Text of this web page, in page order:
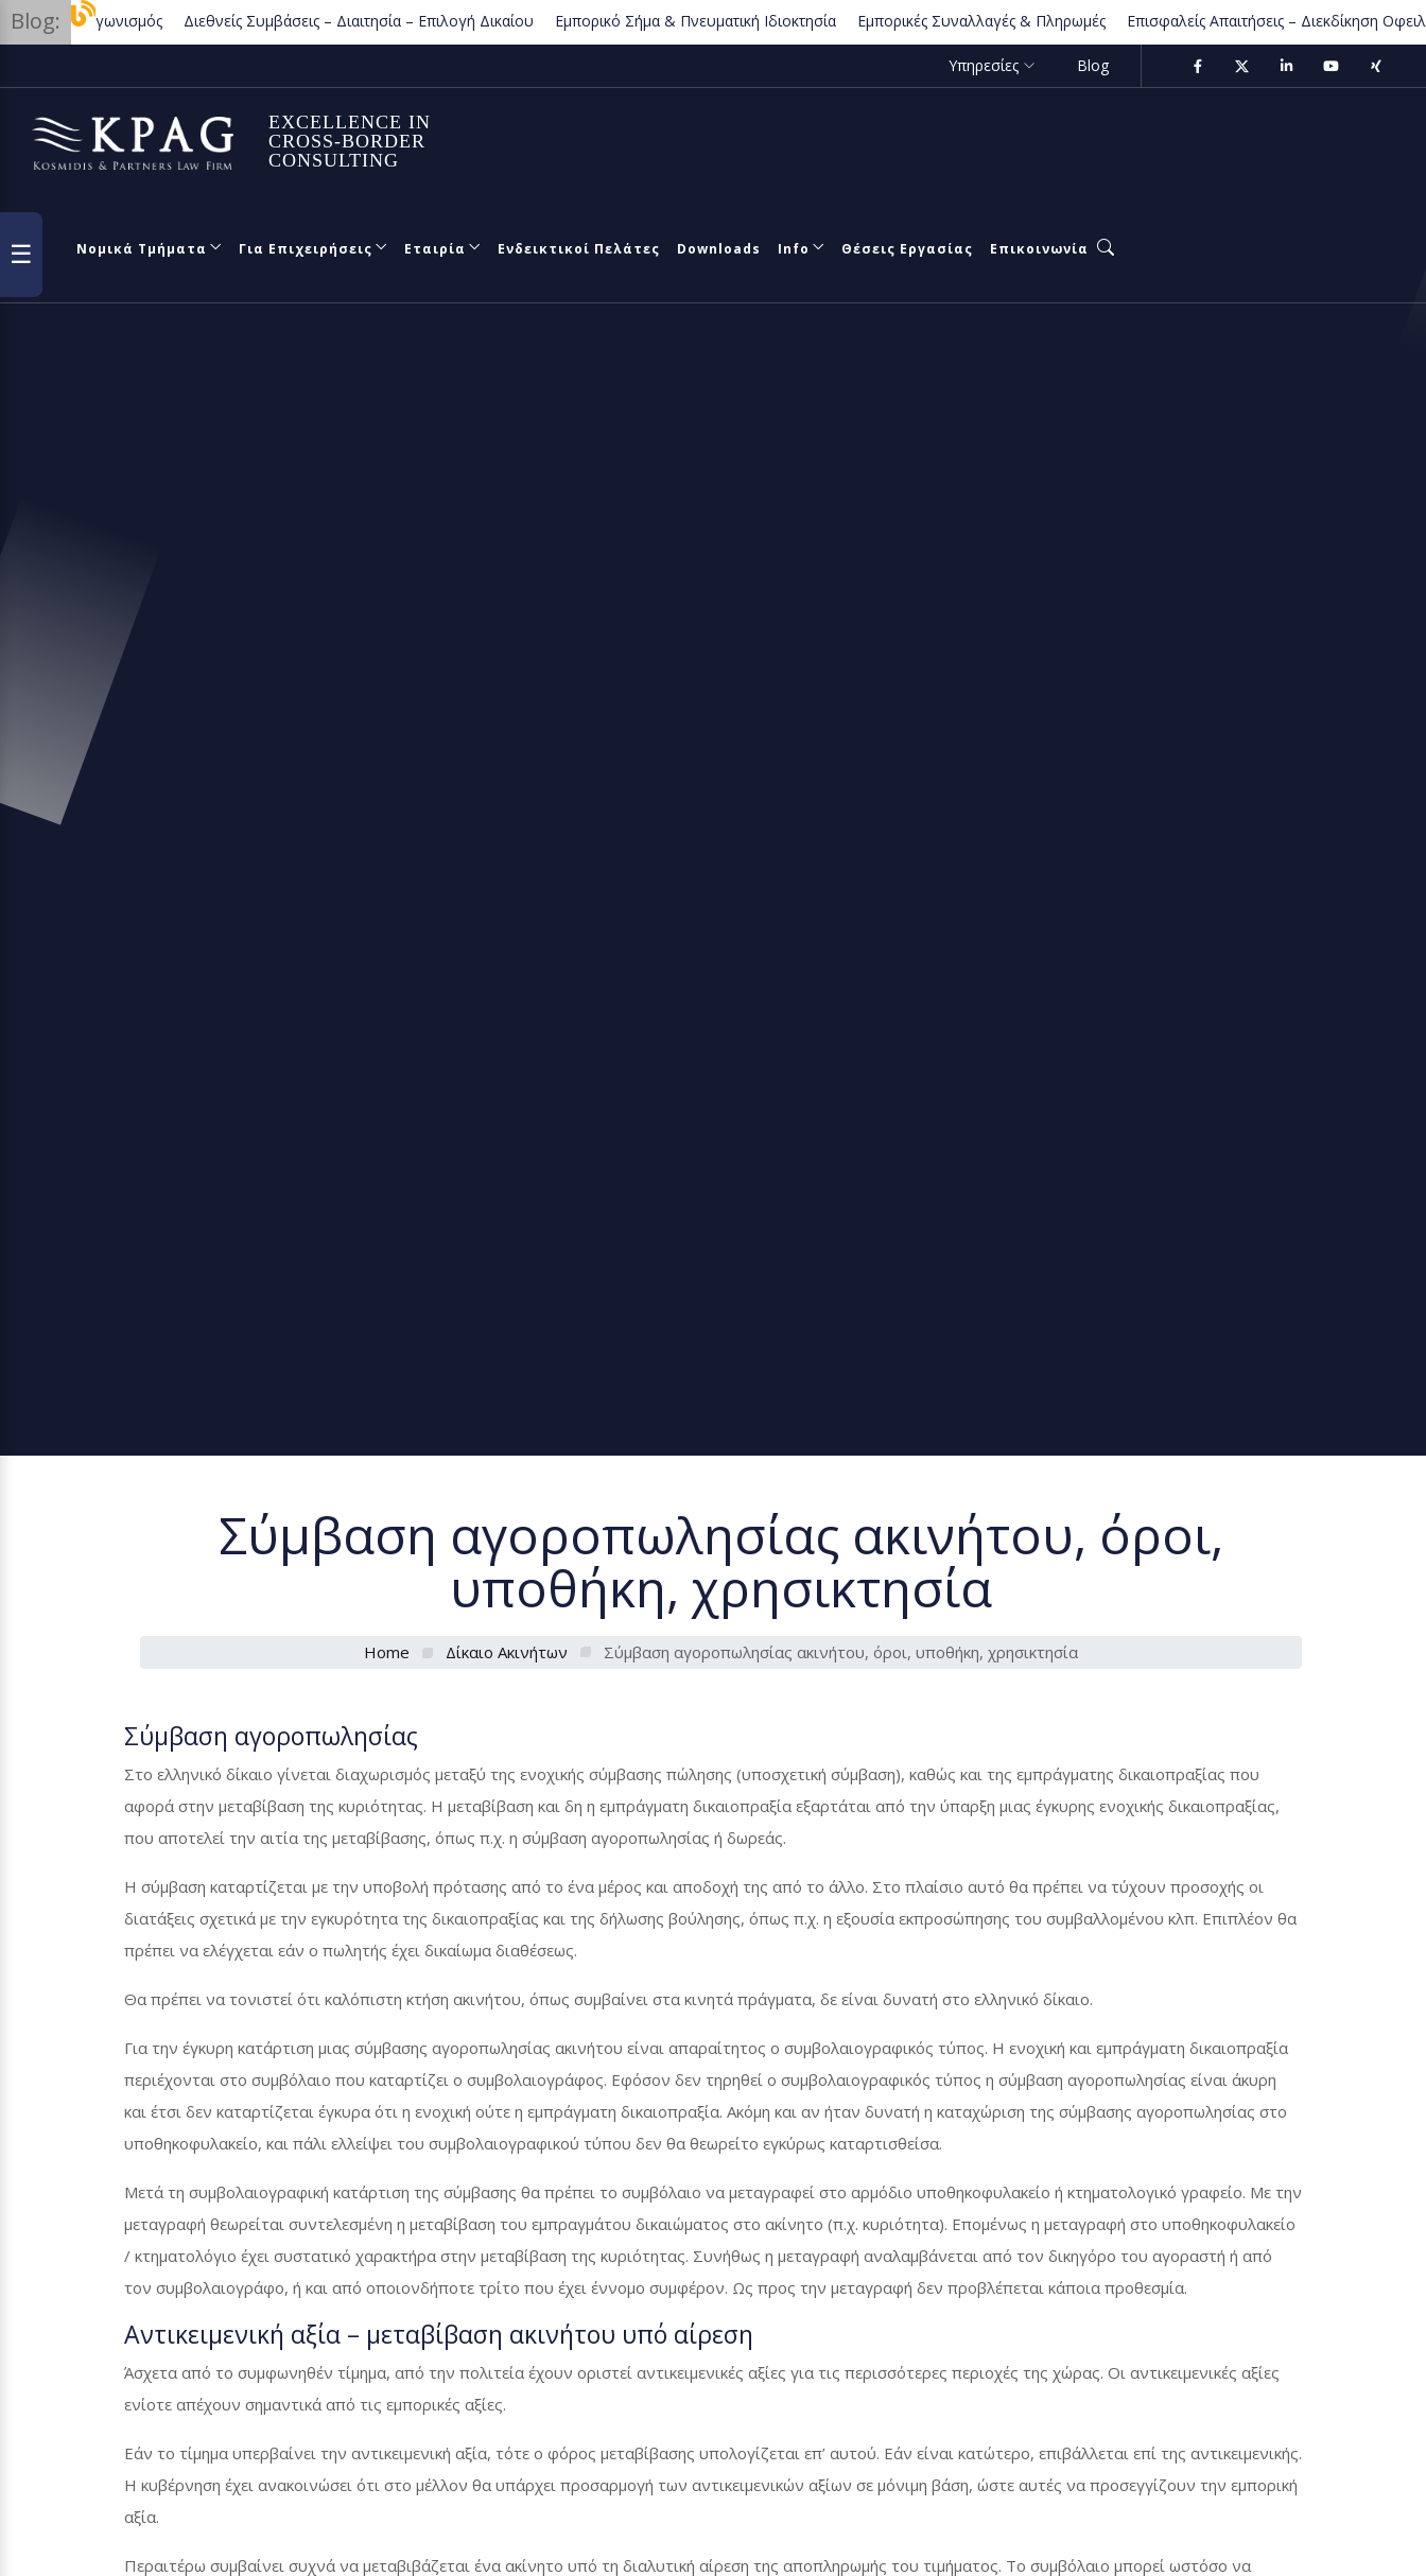
Blog:
Ανταγωνισμός Διεθνείς Συμβάσεις – Διαιτησία – Επιλογή Δικαίου Εμπορικό Σήμα & Πνευματική Ιδιοκτησία Εμπορικές Συναλλαγές & Πληρωμές Επισφαλείς Απαιτήσεις – Διεκδίκηση Οφειλών
Υπηρεσίες Blog
EXCELLENCE IN
CROSS-BORDER
CONSULTING
Νομικά Τμήματα Για Επιχειρήσεις Εταιρία Ενδεικτικοί Πελάτες Downloads Info Θέσεις Εργασίας Επικοινωνία
Σύμβαση αγοροπωλησίας ακινήτου, όροι,
υποθήκη, χρησικτησία
Home Δίκαιο Ακινήτων Σύμβαση αγοροπωλησίας ακινήτου, όροι, υποθήκη, χρησικτησία
Σύμβαση αγοροπωλησίας
Στο ελληνικό δίκαιο γίνεται διαχωρισμός μεταξύ της ενοχικής σύμβασης πώλησης (υποσχετική σύμβαση), καθώς και της εμπράγματης δικαιοπραξίας που
αφορά στην μεταβίβαση της κυριότητας. Η μεταβίβαση και δη η εμπράγματη δικαιοπραξία εξαρτάται από την ύπαρξη μιας έγκυρης ενοχικής δικαιοπραξίας,
που αποτελεί την αιτία της μεταβίβασης, όπως π.χ. η σύμβαση αγοροπωλησίας ή δωρεάς.
Η σύμβαση καταρτίζεται με την υποβολή πρότασης από το ένα μέρος και αποδοχή της από το άλλο. Στο πλαίσιο αυτό θα πρέπει να τύχουν προσοχής οι
διατάξεις σχετικά με την εγκυρότητα της δικαιοπραξίας και της δήλωσης βούλησης, όπως π.χ. η εξουσία εκπροσώπησης του συμβαλλομένου κλπ. Επιπλέον θα
πρέπει να ελέγχεται εάν ο πωλητής έχει δικαίωμα διαθέσεως.
Θα πρέπει να τονιστεί ότι καλόπιστη κτήση ακινήτου, όπως συμβαίνει στα κινητά πράγματα, δε είναι δυνατή στο ελληνικό δίκαιο.
Για την έγκυρη κατάρτιση μιας σύμβασης αγοροπωλησίας ακινήτου είναι απαραίτητος ο συμβολαιογραφικός τύπος. Η ενοχική και εμπράγματη δικαιοπραξία
περιέχονται στο συμβόλαιο που καταρτίζει ο συμβολαιογράφος. Εφόσον δεν τηρηθεί ο συμβολαιογραφικός τύπος η σύμβαση αγοροπωλησίας είναι άκυρη
και έτσι δεν καταρτίζεται έγκυρα ότι η ενοχική ούτε η εμπράγματη δικαιοπραξία. Ακόμη και αν ήταν δυνατή η καταχώριση της σύμβασης αγοροπωλησίας στο
υποθηκοφυλακείο, και πάλι ελλείψει του συμβολαιογραφικού τύπου δεν θα θεωρείτο εγκύρως καταρτισθείσα.
Μετά τη συμβολαιογραφική κατάρτιση της σύμβασης θα πρέπει το συμβόλαιο να μεταγραφεί στο αρμόδιο υποθηκοφυλακείο ή κτηματολογικό γραφείο. Με την
μεταγραφή θεωρείται συντελεσμένη η μεταβίβαση του εμπραγμάτου δικαιώματος στο ακίνητο (π.χ. κυριότητα). Επομένως η μεταγραφή στο υποθηκοφυλακείο
/ κτηματολόγιο έχει συστατικό χαρακτήρα στην μεταβίβαση της κυριότητας. Συνήθως η μεταγραφή αναλαμβάνεται από τον δικηγόρο του αγοραστή ή από
τον συμβολαιογράφο, ή και από οποιονδήποτε τρίτο που έχει έννομο συμφέρον. Ως προς την μεταγραφή δεν προβλέπεται κάποια προθεσμία.
Αντικειμενική αξία – μεταβίβαση ακινήτου υπό αίρεση
Άσχετα από το συμφωνηθέν τίμημα, από την πολιτεία έχουν οριστεί αντικειμενικές αξίες για τις περισσότερες περιοχές της χώρας. Οι αντικειμενικές αξίες
ενίοτε απέχουν σημαντικά από τις εμπορικές αξίες.
Εάν το τίμημα υπερβαίνει την αντικειμενική αξία, τότε ο φόρος μεταβίβασης υπολογίζεται επ’ αυτού. Εάν είναι κατώτερο, επιβάλλεται επί της αντικειμενικής.
Η κυβέρνηση έχει ανακοινώσει ότι στο μέλλον θα υπάρχει προσαρμογή των αντικειμενικών αξίων σε μόνιμη βάση, ώστε αυτές να προσεγγίζουν την εμπορική
αξία.
Περαιτέρω συμβαίνει συχνά να μεταβιβάζεται ένα ακίνητο υπό τη διαλυτική αίρεση της αποπληρωμής του τιμήματος. Το συμβόλαιο μπορεί ωστόσο να
☰